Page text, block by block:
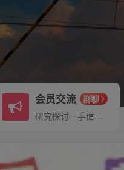
会员交流 群聊
研究探讨一手信息差